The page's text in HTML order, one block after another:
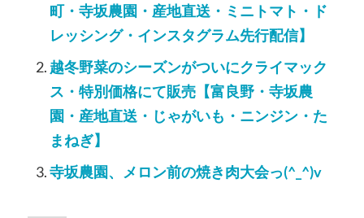
町・寺坂農園・産地直送・ミニトマト・ド
レッシング・インスタグラム先行配信】
越冬野菜のシーズンがついにクライマック
ス・特別価格にて販売【富良野・寺坂農
園・産地直送・じゃがいも・ニンジン・た
まねぎ】
寺坂農園、メロン前の焼き肉大会っ(^_^)v